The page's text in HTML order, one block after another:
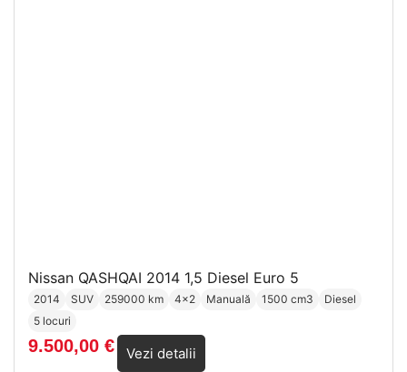
Nissan QASHQAI 2014 1,5 Diesel Euro 5
2014 SUV 259000 km 4x2 Manuală 1500 cm3
Diesel
5 locuri
9.500,00 € Vezi detalii